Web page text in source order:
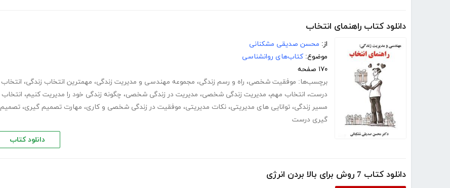
دانلود کتاب راهنمای انتخاب
از: محسن صدیقی مشکنانی
موضوع: کتاب‌های روانشناسی
۱۷۰ صفحه
برچسب‌ها: موفقیت شخصی، راه و رسم زندگی، مجموعه مهندسی و مدیریت زندگی، مهمترین انتخاب زندگی، انتخاب
درست، انتخاب مهم، مدیریت زندگی شخصی، مدیریت در زندگی شخصی، چگونه زندگی خود را مدیریت کنیم، انتخاب
مسیر زندگی، توانایی های مدیریتی، نکات مدیریتی، موفقیت در زندگی شخصی و کاری، مهارت تصمیم گیری، تصمیم
گیری درست
دانلود کتاب
دانلود کتاب 7 روش برای بالا بردن انرژی